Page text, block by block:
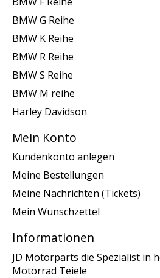
BMW G Reihe
BMW K Reihe
BMW R Reihe
BMW S Reihe
BMW M reihe
Harley Davidson
Mein Konto
Kundenkonto anlegen
Meine Bestellungen
Meine Nachrichten (Tickets)
Mein Wunschzettel
Informationen
JD Motorparts die Spezialist in
Motorrad Teiele